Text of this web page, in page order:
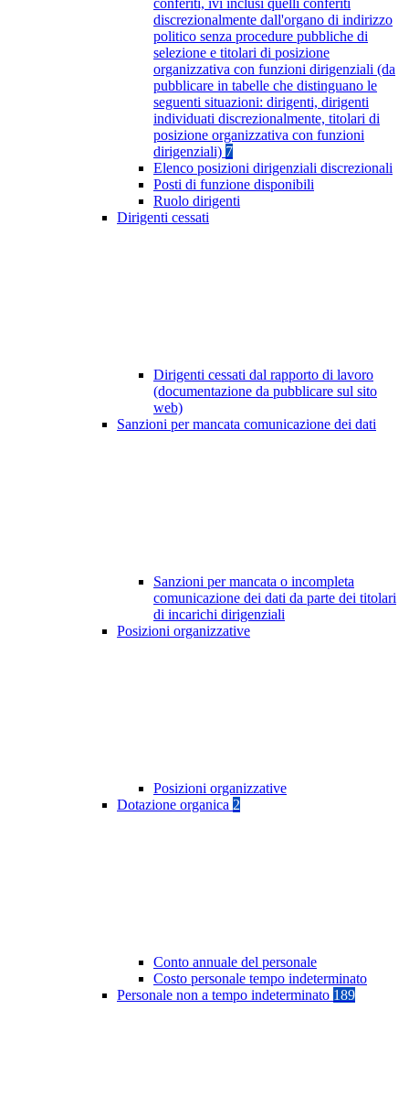
conferiti, ivi inclusi quelli conferiti
discrezionalmente dall'organo di indirizzo
politico senza procedure pubbliche di
selezione e titolari di posizione
organizzativa con funzioni dirigenziali (da
pubblicare in tabelle che distinguano le
seguenti situazioni: dirigenti, dirigenti
individuati discrezionalmente, titolari di
posizione organizzativa con funzioni
dirigenziali) 7
Elenco posizioni dirigenziali discrezionali
Posti di funzione disponibili
Ruolo dirigenti
Dirigenti cessati
Dirigenti cessati dal rapporto di lavoro
(documentazione da pubblicare sul sito
web)
Sanzioni per mancata comunicazione dei dati
Sanzioni per mancata o incompleta
comunicazione dei dati da parte dei titolari
di incarichi dirigenziali
Posizioni organizzative
Posizioni organizzative
Dotazione organica 2
Conto annuale del personale
Costo personale tempo indeterminato
Personale non a tempo indeterminato 189